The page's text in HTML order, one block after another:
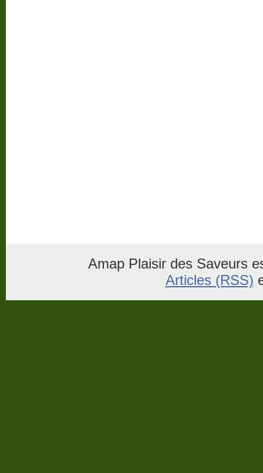
Amap Plaisir des Saveurs
Articles (RSS)